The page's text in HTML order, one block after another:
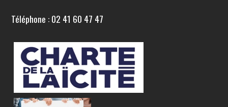
Téléphone : 02 41 60 47 47